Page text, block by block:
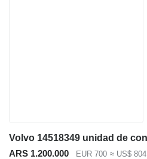
ARS 1.200.000 EUR 700 ≈ US$ 804